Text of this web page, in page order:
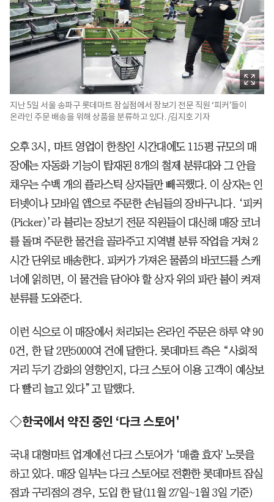
지난 5일 서울 송파구 롯데마트 잠실점에서 장보기 전문 직원 ‘피커’들이
온라인 주문 배송을 위해 상품을 분류하고 있다. /김지호 기자
오후 3시, 마트 영업이 한창인 시간대에도 115평 규모의 매
장에는 자동화 기능이 탑재된 8개의 철제 분류대와 그 안을
채우는 수백 개의 플라스틱 상자들만 빼곡했다. 이 상자는 인
터넷이나 모바일 앱으로 주문한 손님들의 장바구니다. ‘피커
(Picker)’라 불리는 장보기 전문 직원들이 대신해 매장 코너
를 돌며 주문한 물건을 골라주고 지역별 분류 작업을 거쳐 2
시간 단위로 배송한다. 피커가 가져온 물품의 바코드를 스캐
너에 읽히면, 이 물건을 담아야 할 상자 위의 파란 불이 켜져
분류를 도와준다.
이런 식으로 이 매장에서 처리되는 온라인 주문은 하루 약 90
0건, 한 달 2만5000여 건에 달한다. 롯데마트 측은 “사회적
거리 두기 강화의 영향인지, 다크 스토어 이용 고객이 예상보
다 빨리 늘고 있다”고 말했다.
◇한국에서 약진 중인 ‘다크 스토어'
국내 대형마트 업계에선 다크 스토어가 ‘매출 효자' 노릇을
하고 있다. 매장 일부는 다크 스토어로 전환한 롯데마트 잠실
점과 구리점의 경우, 도입 한 달(11월 27일~1월 3일 기준)